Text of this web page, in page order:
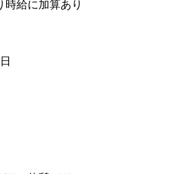
時給に加算あり